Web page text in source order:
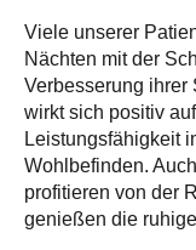
Viele unserer
Nächten mit der
Verbesserung ihrer
wirkt sich positiv
Leistungsfähigkeit
Wohlbefinden.
profitieren von der
genießen die